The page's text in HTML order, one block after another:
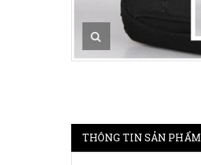
THÔNG TIN SẢN PHẨM